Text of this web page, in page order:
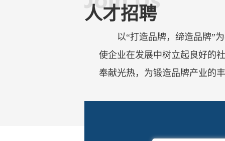
人才招聘
以“打造品牌，缔造品牌”
使企业在发展中树立起良好的
奉献光热，为锻造品牌产业的